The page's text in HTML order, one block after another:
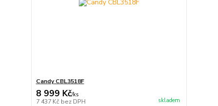
Candy CBL3518F
8 999 Kč/ks
7 437 Kč bez DPH skladem